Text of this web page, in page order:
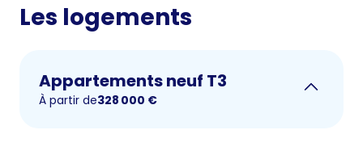
Les logements
Appartements neuf T3
À partir de328 000 €